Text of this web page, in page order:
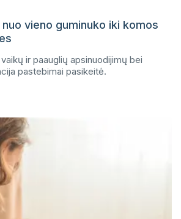
vieno guminuko iki komos
ir paauglių apsinuodijimų bei
pastebimai pasikeitė.